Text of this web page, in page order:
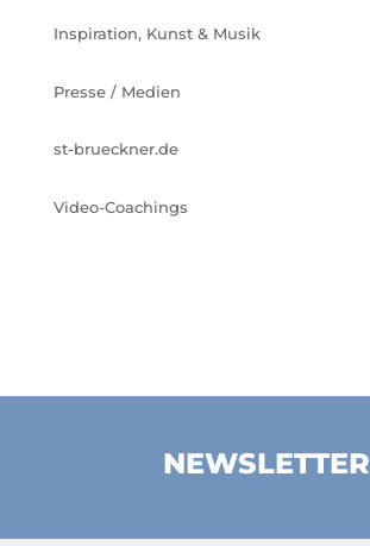
Inspiration, Kunst & Musik
Presse / Medien
st-brueckner.de
Video-Coachings
NEWSLETTER